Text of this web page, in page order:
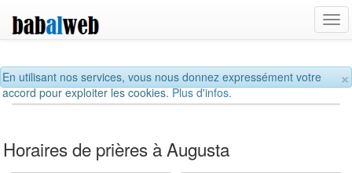
×
En utilisant nos services, vous nous donnez expressément votre
accord pour exploiter les cookies.Plus d'infos.
Horaires de prières à Augusta